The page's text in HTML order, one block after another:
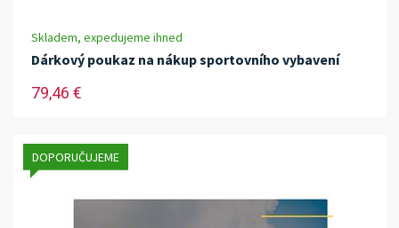
Skladem, expedujeme ihned
Dárkový poukaz na nákup sportovního vybavení
79,46 €
DOPORUČUJEME